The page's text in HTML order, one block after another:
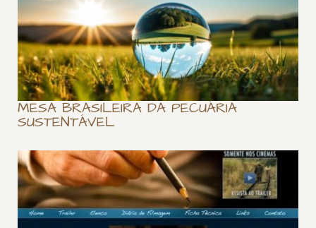
MESA BRASILEIRA DA PECUÁRIA
SUSTENTÁVEL